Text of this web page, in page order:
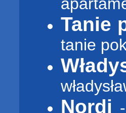
Tanie
tanie
Nordi